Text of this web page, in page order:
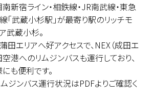
新宿ライン・相鉄線・JR南武線・東急
「武蔵小杉駅」が最寄り駅のリッチモ
武蔵小杉。
田エリアへ好アクセスで、NEX（成田エ
空港へのリムジンバスも運行しており、
も便利です。
ジンバス運行状況はPDFよりご確認く